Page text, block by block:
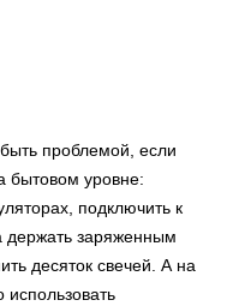
проблемой, если
бытовом уровне:
подключить к
держать заряженным
десяток свечей. А на